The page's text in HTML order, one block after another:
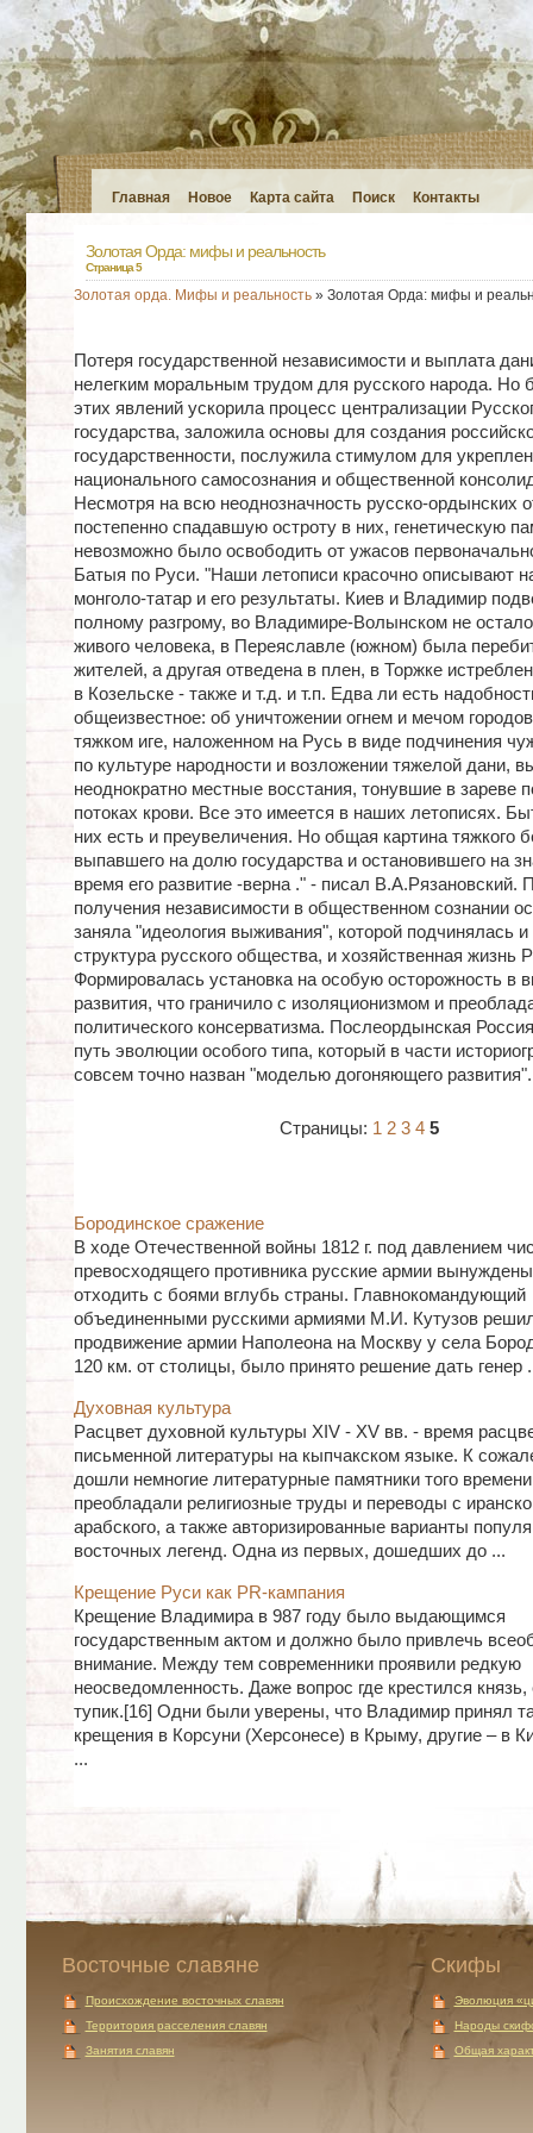
Главная Новое Карта сайта Поиск Контакты
Золотая Орда: мифы и реальность
Страница 5
Золотая орда. Мифы и реальность» Золотая Орда: мифы и
Потеря государственной независимости и выплата
нелегким моральным трудом для русского народа. Но
этих явлений ускорила процесс централизации
государства, заложила основы для создания
государственности, послужила стимулом для
национального самосознания и общественной
Несмотря на всю неоднозначность русско-ордынских
постепенно спадавшую остроту в них, генетическую
невозможно было освободить от ужасов
Батыя по Руси. "Наши летописи красочно описывают
монголо-татар и его результаты. Киев и Владимир
полному разгрому, во Владимире-Волынском не
живого человека, в Переяславле (южном) была
жителей, а другая отведена в плен, в Торжке
в Козельске - также и т.д. и т.п. Едва ли есть
общеизвестное: об уничтожении огнем и мечом
тяжком иге, наложенном на Русь в виде подчинения
по культуре народности и возложении тяжелой дани,
неоднократно местные восстания, тонувшие в зареве
потоках крови. Все это имеется в наших летописях.
них есть и преувеличения. Но общая картина тяжкого
выпавшего на долю государства и остановившего на
время его развитие -верна ." - писал В.А.Рязановский.
получения независимости в общественном сознании
заняла "идеология выживания", которой подчинялась
структура русского общества, и хозяйственная жизнь
Формировалась установка на особую осторожность в
развития, что граничило с изоляционизмом и
политического консерватизма. Послеордынская
путь эволюции особого типа, который в части
совсем точно назван "моделью догоняющего развития".
Страницы: 1 2 3 4 5
Бородинское сражение
В ходе Отечественной войны 1812 г. под давлением
превосходящего противника русские армии
отходить с боями вглубь страны. Главнокомандующий
объединенными русскими армиями М.И. Кутузов
продвижение армии Наполеона на Москву у села
120 км. от столицы, было принято решение дать генер
Духовная культура
Расцвет духовной культуры XIV - XV вв. - время
письменной литературы на кыпчакском языке. К
дошли немногие литературные памятники того
преобладали религиозные труды и переводы с
арабского, а также авторизированные варианты
восточных легенд. Одна из первых, дошедших до ...
Крещение Руси как PR-кампания
Крещение Владимира в 987 году было выдающимся
государственным актом и должно было привлечь
внимание. Между тем современники проявили редкую
неосведомленность. Даже вопрос где крестился князь,
тупик.[16] Одни были уверены, что Владимир принял
крещения в Корсуни (Херсонесе) в Крыму, другие – в
...
Восточные славяне
Происхождение восточных славян
Территория расселения славян
Занятия славян
Скифы
Эволюция
Народы
Общая